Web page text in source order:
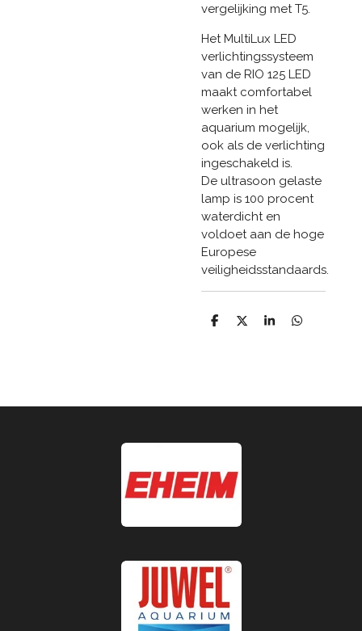
vergelijking met T5.
Het MultiLux LED
verlichtingssysteem
van de RIO 125 LED
maakt comfortabel
werken in het
aquarium mogelijk,
ook als de verlichting
ingeschakeld is.
De ultrasoon gelaste
lamp is 100 procent
waterdicht en
voldoet aan de hoge
Europese
veiligheidsstandaards.
D
D
S
D